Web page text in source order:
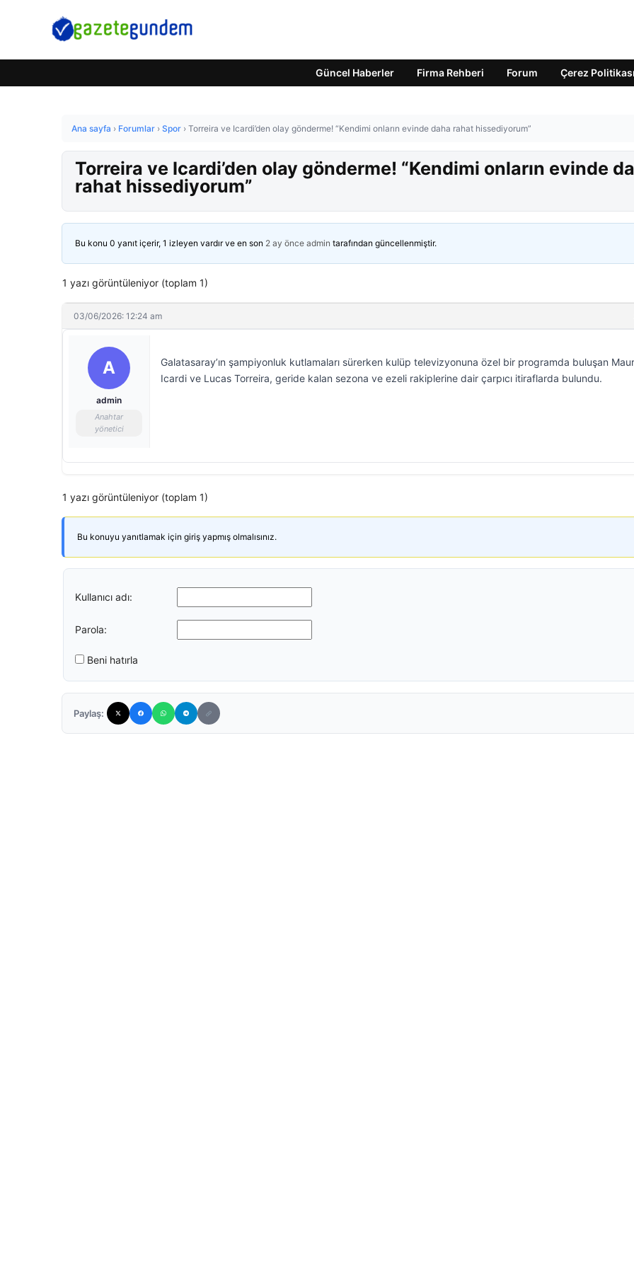
Güncel Haberler Firma Rehberi Forum Çerez Politikası
Ana sayfa › Forumlar › Spor › Torreira ve Icardi’den olay gönderme! “Kendimi onların evinde daha rahat hissediyorum”
Torreira ve Icardi’den olay gönderme! “Kendimi onların evinde
rahat hissediyorum”
Bu konu 0 yanıt içerir, 1 izleyen vardır ve en son 2 ay önce admin tarafından güncellenmiştir.
1 yazı görüntüleniyor (toplam 1)
03/06/2026: 12:24 am
A
admin
Anahtar
yönetici
Galatasaray’ın şampiyonluk kutlamaları sürerken kulüp televizyonuna özel bir programda buluşan
Icardi ve Lucas Torreira, geride kalan sezona ve ezeli rakiplerine dair çarpıcı itiraflarda bulundu.
1 yazı görüntüleniyor (toplam 1)
Bu konuyu yanıtlamak için giriş yapmış olmalısınız.
Kullanıcı adı:
Parola:
Beni hatırla
Paylaş: